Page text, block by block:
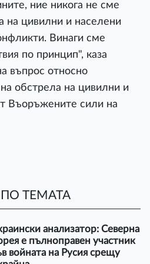
ние никога не сме
на цивилни и населени
Винаги сме
по принцип", каза
въпрос относно
обстрела на цивилни и
Въоръжените сили на
ТЕМАТА
анализатор: Северна
е пълноправен участник
войната на Русия срещу